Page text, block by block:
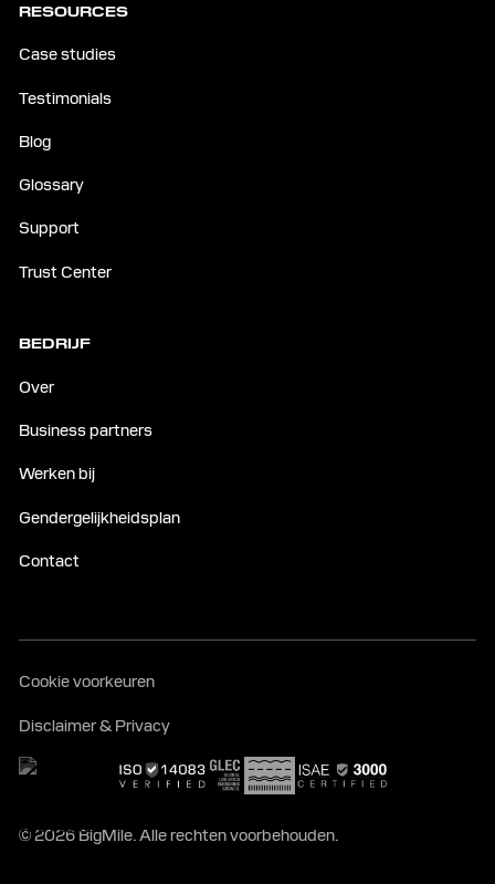
RESOURCES
Case studies
Testimonials
Blog
Glossary
Support
Trust Center
BEDRIJF
Over
Business partners
Werken bij
Gendergelijkheidsplan
Contact
© 2026 BigMile. Alle rechten voorbehouden.
Cookie voorkeuren
Disclaimer & Privacy